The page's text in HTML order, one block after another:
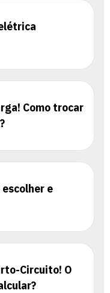
Como trocar
e
Circuito! O